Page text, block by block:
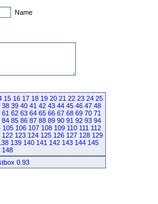
Name
15 16 17 18 19 20 21 22 23 24 25
38 39 40 41 42 43 44 45 46 47 48
61 62 63 64 65 66 67 68 69 70 71
84 85 86 87 88 89 90 91 92 93 94
105 106 107 108 109 110 111 112
122 123 124 125 126 127 128 129
139 140 141 142 143 144 145
148
0.93